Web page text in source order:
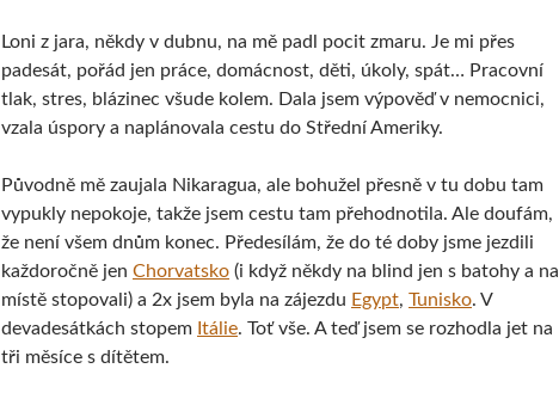
Loni z jara, někdy v dubnu, na mě padl pocit zmaru. Je mi přes
padesát, pořád jen práce, domácnost, děti, úkoly, spát… Pracovní
tlak, stres, blázinec všude kolem. Dala jsem výpověď v nemocnici,
vzala úspory a naplánovala cestu do Střední Ameriky.
Původně mě zaujala Nikaragua, ale bohužel přesně v tu dobu tam
vypukly nepokoje, takže jsem cestu tam přehodnotila. Ale doufám,
že není všem dnům konec. Předesílám, že do té doby jsme jezdili
každoročně jen Chorvatsko (i když někdy na blind jen s batohy a na
místě stopovali) a 2x jsem byla na zájezdu Egypt, Tunisko. V
devadesátkách stopem Itálie. Toť vše. A teď jsem se rozhodla jet na
tři měsíce s dítětem.